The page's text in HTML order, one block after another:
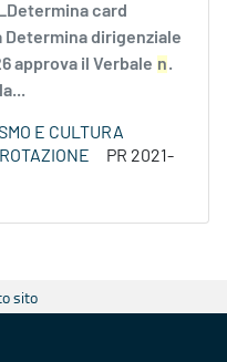
card
Determina dirigenziale
approva il Verbale n.
E CULTURA
PR 2021-
sito